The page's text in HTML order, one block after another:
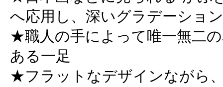
へ応用し、深いグラデーショ
★職人の手によって唯一無二
ある一足
★フラットなデザインながら